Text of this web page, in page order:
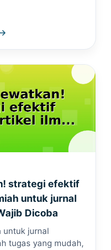
strategi efektif
untuk jurnal
Dicoba
untuk jurnal
tugas yang mudah,